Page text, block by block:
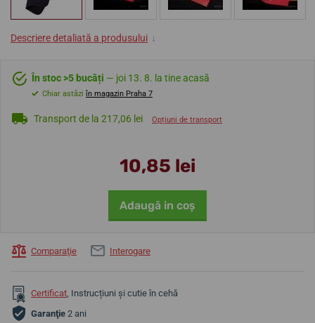
Descriere detaliată a produsului ↓
În stoc >5 bucăți — joi 13. 8. la tine acasă
Chiar astăzi în magazin Praha 7
Transport de la 217,06 lei Opțiuni de transport
10,85 lei
Adaugă in coş
Comparaţie Interogare
Certificat, Instrucțiuni și cutie în cehă
Garanţie 2 ani